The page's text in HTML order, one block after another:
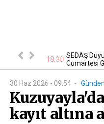
18:30 SEDAŞ
Cumartesi
30 Haz 2026 - 09:54 -
kayıt altına